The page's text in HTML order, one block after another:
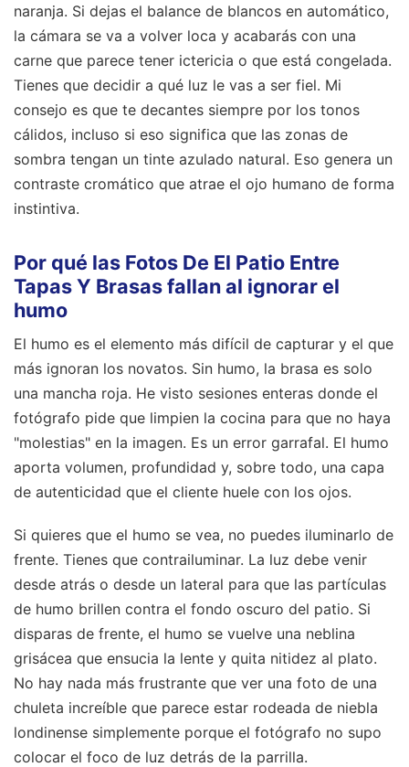
naranja. Si dejas el balance de blancos en automático,
la cámara se va a volver loca y acabarás con una
carne que parece tener ictericia o que está congelada.
Tienes que decidir a qué luz le vas a ser fiel. Mi
consejo es que te decantes siempre por los tonos
cálidos, incluso si eso significa que las zonas de
sombra tengan un tinte azulado natural. Eso genera un
contraste cromático que atrae el ojo humano de forma
instintiva.
Por qué las Fotos De El Patio Entre
Tapas Y Brasas fallan al ignorar el
humo
El humo es el elemento más difícil de capturar y el que
más ignoran los novatos. Sin humo, la brasa es solo
una mancha roja. He visto sesiones enteras donde el
fotógrafo pide que limpien la cocina para que no haya
"molestias" en la imagen. Es un error garrafal. El humo
aporta volumen, profundidad y, sobre todo, una capa
de autenticidad que el cliente huele con los ojos.
Si quieres que el humo se vea, no puedes iluminarlo de
frente. Tienes que contrailuminar. La luz debe venir
desde atrás o desde un lateral para que las partículas
de humo brillen contra el fondo oscuro del patio. Si
disparas de frente, el humo se vuelve una neblina
grisácea que ensucia la lente y quita nitidez al plato.
No hay nada más frustrante que ver una foto de una
chuleta increíble que parece estar rodeada de niebla
londinense simplemente porque el fotógrafo no supo
colocar el foco de luz detrás de la parrilla.